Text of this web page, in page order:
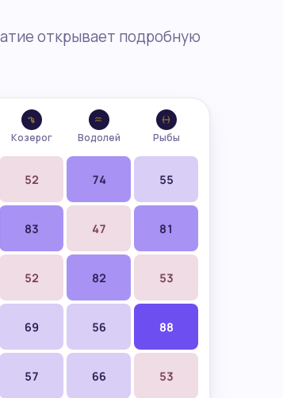
открывает подробную
Козерог Водолей Рыбы
52 74 55
83 47 81
52 82 53
69 56 88
57 66 53